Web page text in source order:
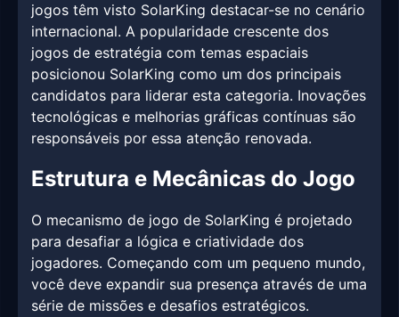
jogos têm visto SolarKing destacar-se no cenário
internacional. A popularidade crescente dos
jogos de estratégia com temas espaciais
posicionou SolarKing como um dos principais
candidatos para liderar esta categoria. Inovações
tecnológicas e melhorias gráficas contínuas são
responsáveis por essa atenção renovada.
Estrutura e Mecânicas do Jogo
O mecanismo de jogo de SolarKing é projetado
para desafiar a lógica e criatividade dos
jogadores. Começando com um pequeno mundo,
você deve expandir sua presença através de uma
série de missões e desafios estratégicos.